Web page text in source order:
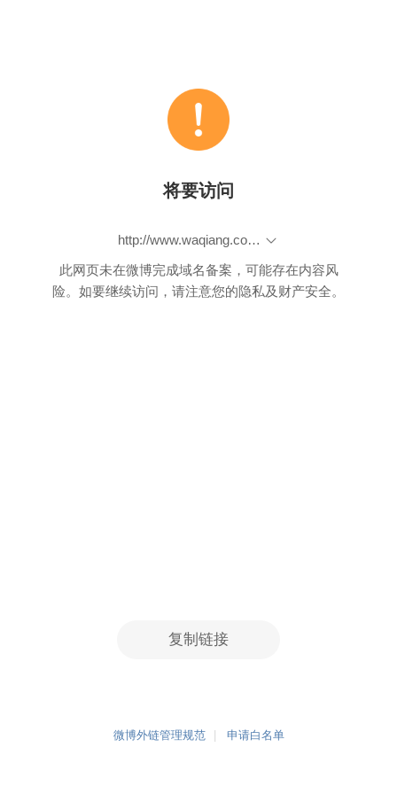
将要访问
http://www.waqiang.com/index.php/url/shorten
此网页未在微博完成域名备案，可能存在内容风
险。如要继续访问，请注意您的隐私及财产安全。
复制链接
微博外链管理规范 申请白名单